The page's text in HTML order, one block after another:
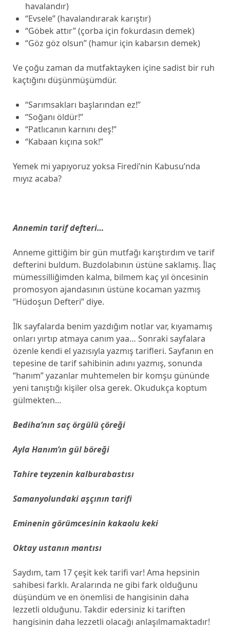
havalandır)
“Evsele” (havalandırarak karıştır)
“Göbek attır” (çorba için fokurdasın demek)
“Göz göz olsun” (hamur için kabarsın demek)
Ve çoğu zaman da mutfaktayken içine sadist bir ruh
kaçtığını düşünmüşümdür.
“Sarımsakları başlarından ez!”
“Soğanı öldür!”
“Patlıcanın karnını deş!”
“Kabaan kıçına sok!”
Yemek mi yapıyoruz yoksa Firedi’nin Kabusu’nda
mıyız acaba?
Annemin tarif defteri…
Anneme gittiğim bir gün mutfağı karıştırdım ve tarif
defterini buldum. Buzdolabının üstüne saklamış. İlaç
mümessilliğimden kalma, bilmem kaç yıl öncesinin
promosyon ajandasının üstüne kocaman yazmış
“Hüdoşun Defteri” diye.
İlk sayfalarda benim yazdığım notlar var, kıyamamış
onları yırtıp atmaya canım yaa… Sonraki sayfalara
özenle kendi el yazısıyla yazmış tarifleri. Sayfanın en
tepesine de tarif sahibinin adını yazmış, sonunda
“hanım” yazanlar muhtemelen bir komşu gününde
yeni tanıştığı kişiler olsa gerek. Okudukça koptum
gülmekten…
Bediha’nın saç örgülü çöreği
Ayla Hanım’ın gül böreği
Tahire teyzenin kalburabastısı
Samanyolundaki aşçının tarifi
Eminenin görümcesinin kakaolu keki
Oktay ustanın mantısı
Saydım, tam 17 çeşit kek tarifi var! Ama hepsinin
sahibesi farklı. Aralarında ne gibi fark olduğunu
düşündüm ve en önemlisi de hangisinin daha
lezzetli olduğunu. Takdir edersiniz ki tariften
hangisinin daha lezzetli olacağı anlaşılmamaktadır!